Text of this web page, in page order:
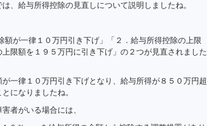
、給与所得控除の見直しについて説明しましたね。
が一律１０万円引き下げ」「２．給与所得控除の上限
限額を１９５万円に引き下げ」の２つが見直されました
一律１０万円引き下げとなり、給与所得が８５０万円超
になりましたね。
者がいる場合には、